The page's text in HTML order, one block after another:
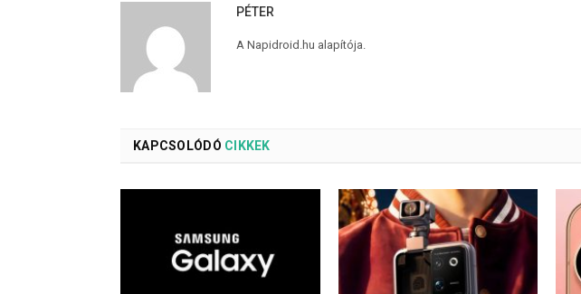
PÉTER
A Napidroid.hu alapítója.
KAPCSOLÓDÓ CIKKEK